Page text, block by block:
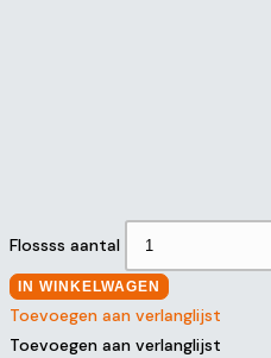
Flossss aantal
IN WINKELWAGEN
Toevoegen aan verlanglijst
Toevoegen aan verlanglijst